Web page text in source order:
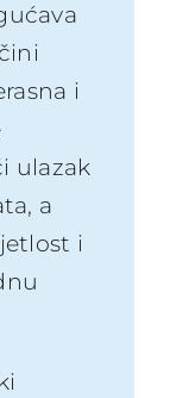
i
ulazak
a
i